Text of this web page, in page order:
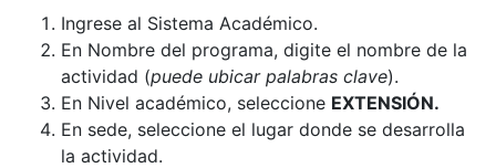
Ingrese al Sistema Académico.
En Nombre del programa, digite el nombre de la
actividad (puede ubicar palabras clave).
En Nivel académico, seleccione EXTENSIÓN.
En sede, seleccione el lugar donde se desarrolla
la actividad.